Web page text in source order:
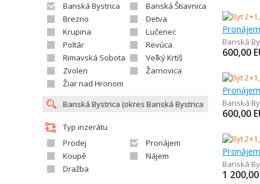
Banská Bystrica
Banská Štiavnica
Brezno
Detva
Krupina
Lučenec
Poltár
Revúca
Rimavská Sobota
Veľký Krtíš
Zvolen
Žarnovica
Žiar nad Hronom
Typ inzerátu
Prodej
Pronájem
Koupě
Nájem
Dražba
Banská
600,00
Banská
600,00
Banská
1 200,00